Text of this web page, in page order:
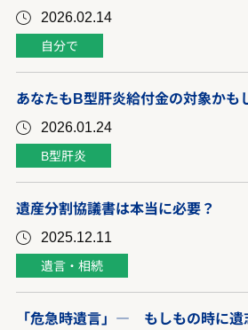
2026.02.14
自分で
あなたもB型肝炎給付金の対象かも
2026.01.24
B型肝炎
遺産分割協議書は本当に必要？
2025.12.11
遺言・相続
「危急時遺言」― もしもの時に